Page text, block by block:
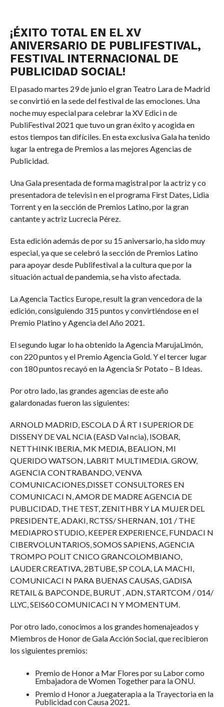
¡ÉXITO TOTAL EN EL XV
ANIVERSARIO DE PUBLIFESTIVAL,
FESTIVAL INTERNACIONAL DE
PUBLICIDAD SOCIAL!
El pasado martes 29 de junio el gran Teatro Lara de Madrid
se convirtió en la sede del festival de las emociones. Una
noche muy especial para celebrar la XV Edici n de
PubliFestival 2021 que tuvo un gran éxito y acogida en
estos tiempos tan difíciles. En esta exclusiva Gala ha tenido
lugar la entrega de Premios a las mejores Agencias de
Publicidad.
Una Gala presentada de forma magistral por la actriz y co
presentadora de televisi n en el programa First Dates, Lidia
Torrent y en la sección de Premios Latino, por la gran
cantante y actriz Lucrecia Pérez.
Esta edición además de por su 15 aniversario, ha sido muy
especial, ya que se celebró la sección de Premios Latino
para apoyar desde Publifestival a la cultura que por la
situación actual de pandemia, se ha visto afectada.
La Agencia Tactics Europe, result la gran vencedora de la
edición, consiguiendo 315 puntos y convirtiéndose en el
Premio Platino y Agencia del Año 2021.
El segundo lugar lo ha obtenido la Agencia MarujaLimón,
con 220 puntos y el Premio Agencia Gold. Y el tercer lugar
con 180 puntos recayó en la Agencia Sr Potato – B Ideas.
Por otro lado, las grandes agencias de este año
galardonadas fueron las siguientes:
ARNOLD MADRID, ESCOLA D Á RT I SUPERIOR DE
DISSENY DE VAL NCIA (EASD Val ncia), ISOBAR,
NETTHINK IBERIA, MK MEDIA, BEALION, MI
QUERIDO WATSON, LABRIT MULTIMEDIA. GROW,
AGENCIA CONTRABANDO, VENVA
COMUNICACIONES,DISSET CONSULTORES EN
COMUNICACI N, AMOR DE MADRE AGENCIA DE
PUBLICIDAD, THE TEST, ZENITHBR Y LA MUJER DEL
PRESIDENTE, ADAKI, RCTSS/ SHERNAN, 101 / THE
MEDIAPRO STUDIO, KEEPER EXPERIENCE, FUNDACI N
CIBERVOLUNTARIOS, SOMOS SAPIENS, AGENCIA
TROMPO POLIT CNICO GRANCOLOMBIANO,
LAUDER CREATIVA, 2BTUBE, SP COLA, LA MACHI,
COMUNICACI N PARA BUENAS CAUSAS, GADISA
RETAIL & BAPCONDE, BURUT , ADN, STARTCOM / 014/
LLYC, SEIS60 COMUNICACI N Y MOMENTUM.
Por otro lado, conocimos a los grandes homenajeados y
Miembros de Honor de Gala Acción Social, que recibieron
los siguientes premios:
Premio de Honor a Mar Flores por su Labor como
Embajadora de Women Together para la ONU.
Premio d Honor a Juegaterapia a la Trayectoria en la
Publicidad con Causa 2021.